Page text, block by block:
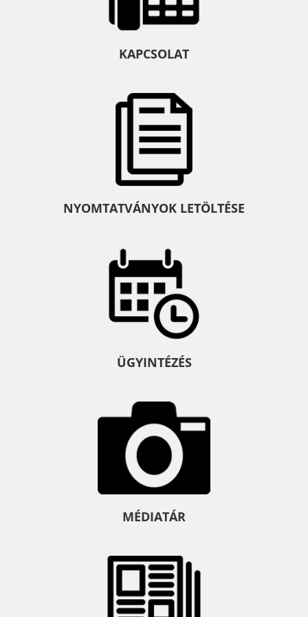
KAPCSOLAT
NYOMTATVÁNYOK LETÖLTÉSE
ÜGYINTÉZÉS
MÉDIATÁR